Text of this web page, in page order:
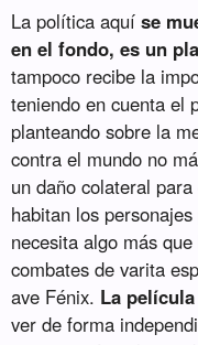
La política aquíse
en el fondo, es un
tampoco recibe la
teniendo en cuenta el
planteando sobre la
contra el mundo no
un daño colateral
habitan los
necesita algo más
combates de varita
ave Fénix. La
ver de forma